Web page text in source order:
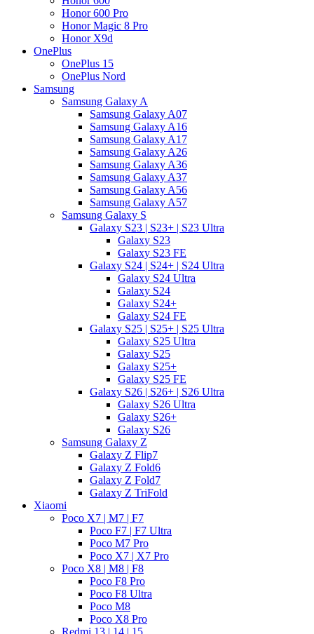
Honor 600 Pro
Honor Magic 8 Pro
Honor X9d
OnePlus
OnePlus 15
OnePlus Nord
Samsung
Samsung Galaxy A
Samsung Galaxy A07
Samsung Galaxy A16
Samsung Galaxy A17
Samsung Galaxy A26
Samsung Galaxy A36
Samsung Galaxy A37
Samsung Galaxy A56
Samsung Galaxy A57
Samsung Galaxy S
Galaxy S23 | S23+ | S23 Ultra
Galaxy S23
Galaxy S23 FE
Galaxy S24 | S24+ | S24 Ultra
Galaxy S24 Ultra
Galaxy S24
Galaxy S24+
Galaxy S24 FE
Galaxy S25 | S25+ | S25 Ultra
Galaxy S25 Ultra
Galaxy S25
Galaxy S25+
Galaxy S25 FE
Galaxy S26 | S26+ | S26 Ultra
Galaxy S26 Ultra
Galaxy S26+
Galaxy S26
Samsung Galaxy Z
Galaxy Z Flip7
Galaxy Z Fold6
Galaxy Z Fold7
Galaxy Z TriFold
Xiaomi
Poco X7 | M7 | F7
Poco F7 | F7 Ultra
Poco M7 Pro
Poco X7 | X7 Pro
Poco X8 | M8 | F8
Poco F8 Pro
Poco F8 Ultra
Poco M8
Poco X8 Pro